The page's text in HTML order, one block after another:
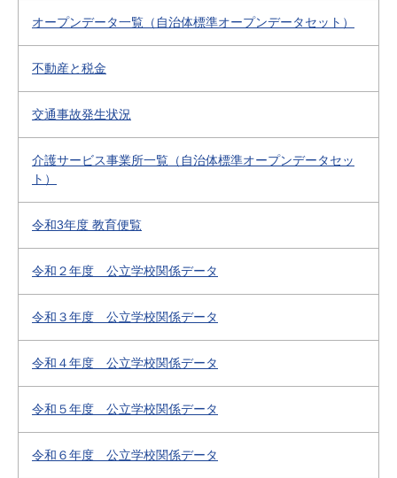
オープンデータ一覧（自治体標準オープンデータセット）
不動産と税金
交通事故発生状況
介護サービス事業所一覧（自治体標準オープンデータセッ
ト）
令和3年度 教育便覧
令和２年度 公立学校関係データ
令和３年度 公立学校関係データ
令和４年度 公立学校関係データ
令和５年度 公立学校関係データ
令和６年度 公立学校関係データ